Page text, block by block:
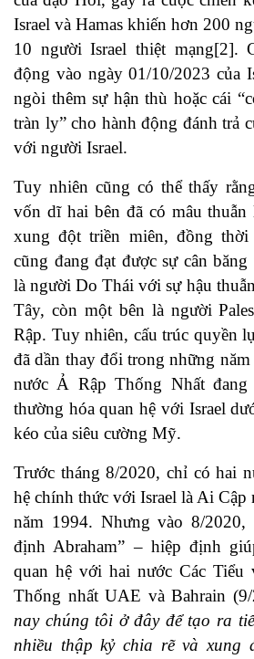
Israel và Hamas khiến hơn 200
10 người Israel thiệt mạng[2].
động vào ngày 01/10/2023 của
ngòi thêm sự hận thù hoặc cái
tràn ly” cho hành động đánh trả
với người Israel.
Tuy nhiên cũng có thể thấy
vốn dĩ hai bên đã có mâu
xung đột triền miên, đồng thời
cũng đang đạt được sự cân
là người Do Thái với sự hậu
Tây, còn một bên là người
Rập. Tuy nhiên, cấu trúc quyền
đã dần thay đổi trong những
nước Ả Rập Thống Nhất
thường hóa quan hệ với Israel
kéo của siêu cường Mỹ.
Trước tháng 8/2020, chỉ có hai
hệ chính thức với Israel là Ai Cập
năm 1994. Nhưng vào 8/2020,
định Abraham” – hiệp định
quan hệ với hai nước Các Tiểu
Thống nhất UAE và Bahrain
nay chúng tôi ở đây để tạo ra
nhiều thập kỷ chia rẽ và xung